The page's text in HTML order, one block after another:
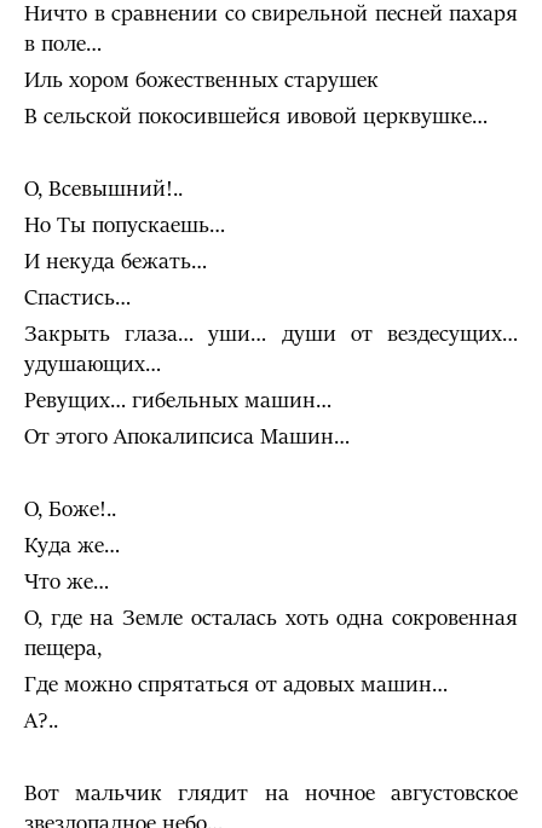
Ничто в сравнении со свирельной песней пахаря
в поле…
Иль хором божественных старушек
В сельской покосившейся ивовой церквушке…
О, Всевышний!..
Но Ты попускаешь…
И некуда бежать…
Спастись…
Закрыть глаза… уши… души от вездесущих…
удушающих…
Ревущих… гибельных машин…
От этого Апокалипсиса Машин…
О, Боже!..
Куда же…
Что же…
О, где на Земле осталась хоть одна сокровенная
пещера,
Где можно спрятаться от адовых машин…
А?..
Вот мальчик глядит на ночное августовское